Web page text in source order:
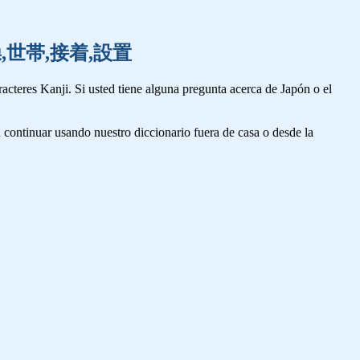
世帯,接着,設置
Kanji. Si usted tiene alguna pregunta acerca de Japón o el
continuar usando nuestro diccionario fuera de casa o desde la